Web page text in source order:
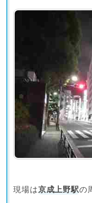
現場は京成上野駅の